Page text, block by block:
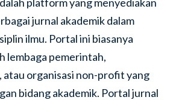
jurnal akademik dalam
ilmu. Portal ini biasanya
lembaga pemerintah,
atau organisasi non-profit yang
bidang akademik. Portal jurnal